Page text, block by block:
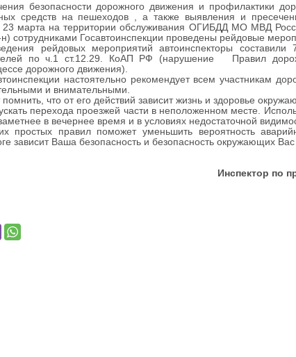
безопасности дорожного движения и профилактики
средств на пешеходов , а также выявления и
23 марта на территории обслуживания ОГИБДД МО МВД
сотрудниками Госавтоинспекции проведены рейдовые
рейдовых мероприятий автоинспекторы составили
по ч.1 ст.12.29. КоАП РФ (нарушение Правил
дорожного движения).
настоятельно рекомендует всем участникам
и внимательными.
что от его действий зависит жизнь и здоровье
перехода проезжей части в неположенном месте.
в вечернее время и в условиях недостаточной
правил поможет уменьшить вероятность
зависит Ваша безопасность и безопасность окружающих
Инспектор по